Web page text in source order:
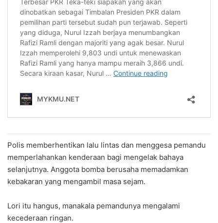
Polis memberhentikan lalu lintas dan menggesa pemandu
memperlahankan kenderaan bagi mengelak bahaya
selanjutnya. Anggota bomba berusaha memadamkan
kebakaran yang mengambil masa sejam.
Lori itu hangus, manakala pemandunya mengalami
kecederaan ringan.